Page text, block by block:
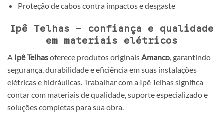
Proteção de cabos contra impactos e desgaste
Ipê Telhas – confiança e qualidade
em materiais elétricos
A Ipê Telhasoferece produtos originaisAmanco, garantindo
segurança, durabilidade e eficiência em suas instalações
elétricas e hidráulicas. Trabalhar com a Ipê Telhas significa
contar com materiais de qualidade, suporte especializado e
soluções completas para sua obra.